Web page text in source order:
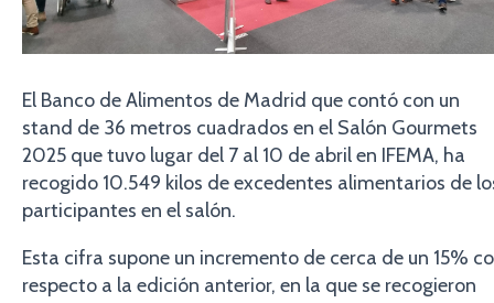
El Banco de Alimentos de Madrid que contó con un
stand de 36 metros cuadrados en el Salón Gourmets
2025 que tuvo lugar del 7 al 10 de abril en IFEMA, ha
recogido 10.549 kilos de excedentes alimentarios de
participantes en el salón.
Esta cifra supone un incremento de cerca de un 15%
respecto a la edición anterior, en la que se recogieron